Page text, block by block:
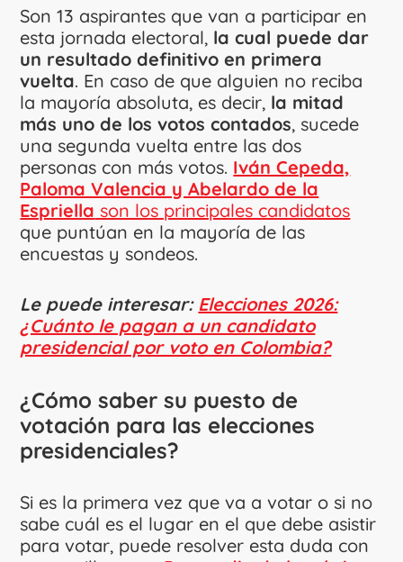
Son 13 aspirantes que van a participar en
esta jornada electoral, la cual puede dar
un resultado definitivo en primera
vuelta. En caso de que alguien no reciba
la mayoría absoluta, es decir, la mitad
más uno de los votos contados, sucede
una segunda vuelta entre las dos
personas con más votos. Iván Cepeda,
Paloma Valencia y Abelardo de la
Espriella son los principales candidatos
que puntúan en la mayoría de las
encuestas y sondeos.
Le puede interesar: Elecciones 2026:
¿Cuánto le pagan a un candidato
presidencial por voto en Colombia?
¿Cómo saber su puesto de
votación para las elecciones
presidenciales?
Si es la primera vez que va a votar o si no
sabe cuál es el lugar en el que debe asistir
para votar, puede resolver esta duda con